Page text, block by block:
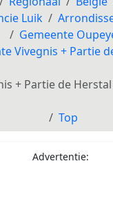
Luik
Gemeente
Vivegnis + Partie
+ Partie de
Top
Advertentie: